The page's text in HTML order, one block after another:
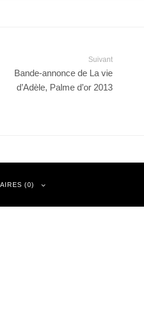
Suivant
Bande-annonce de La vie
d’Adèle, Palme d’or 2013
(0)